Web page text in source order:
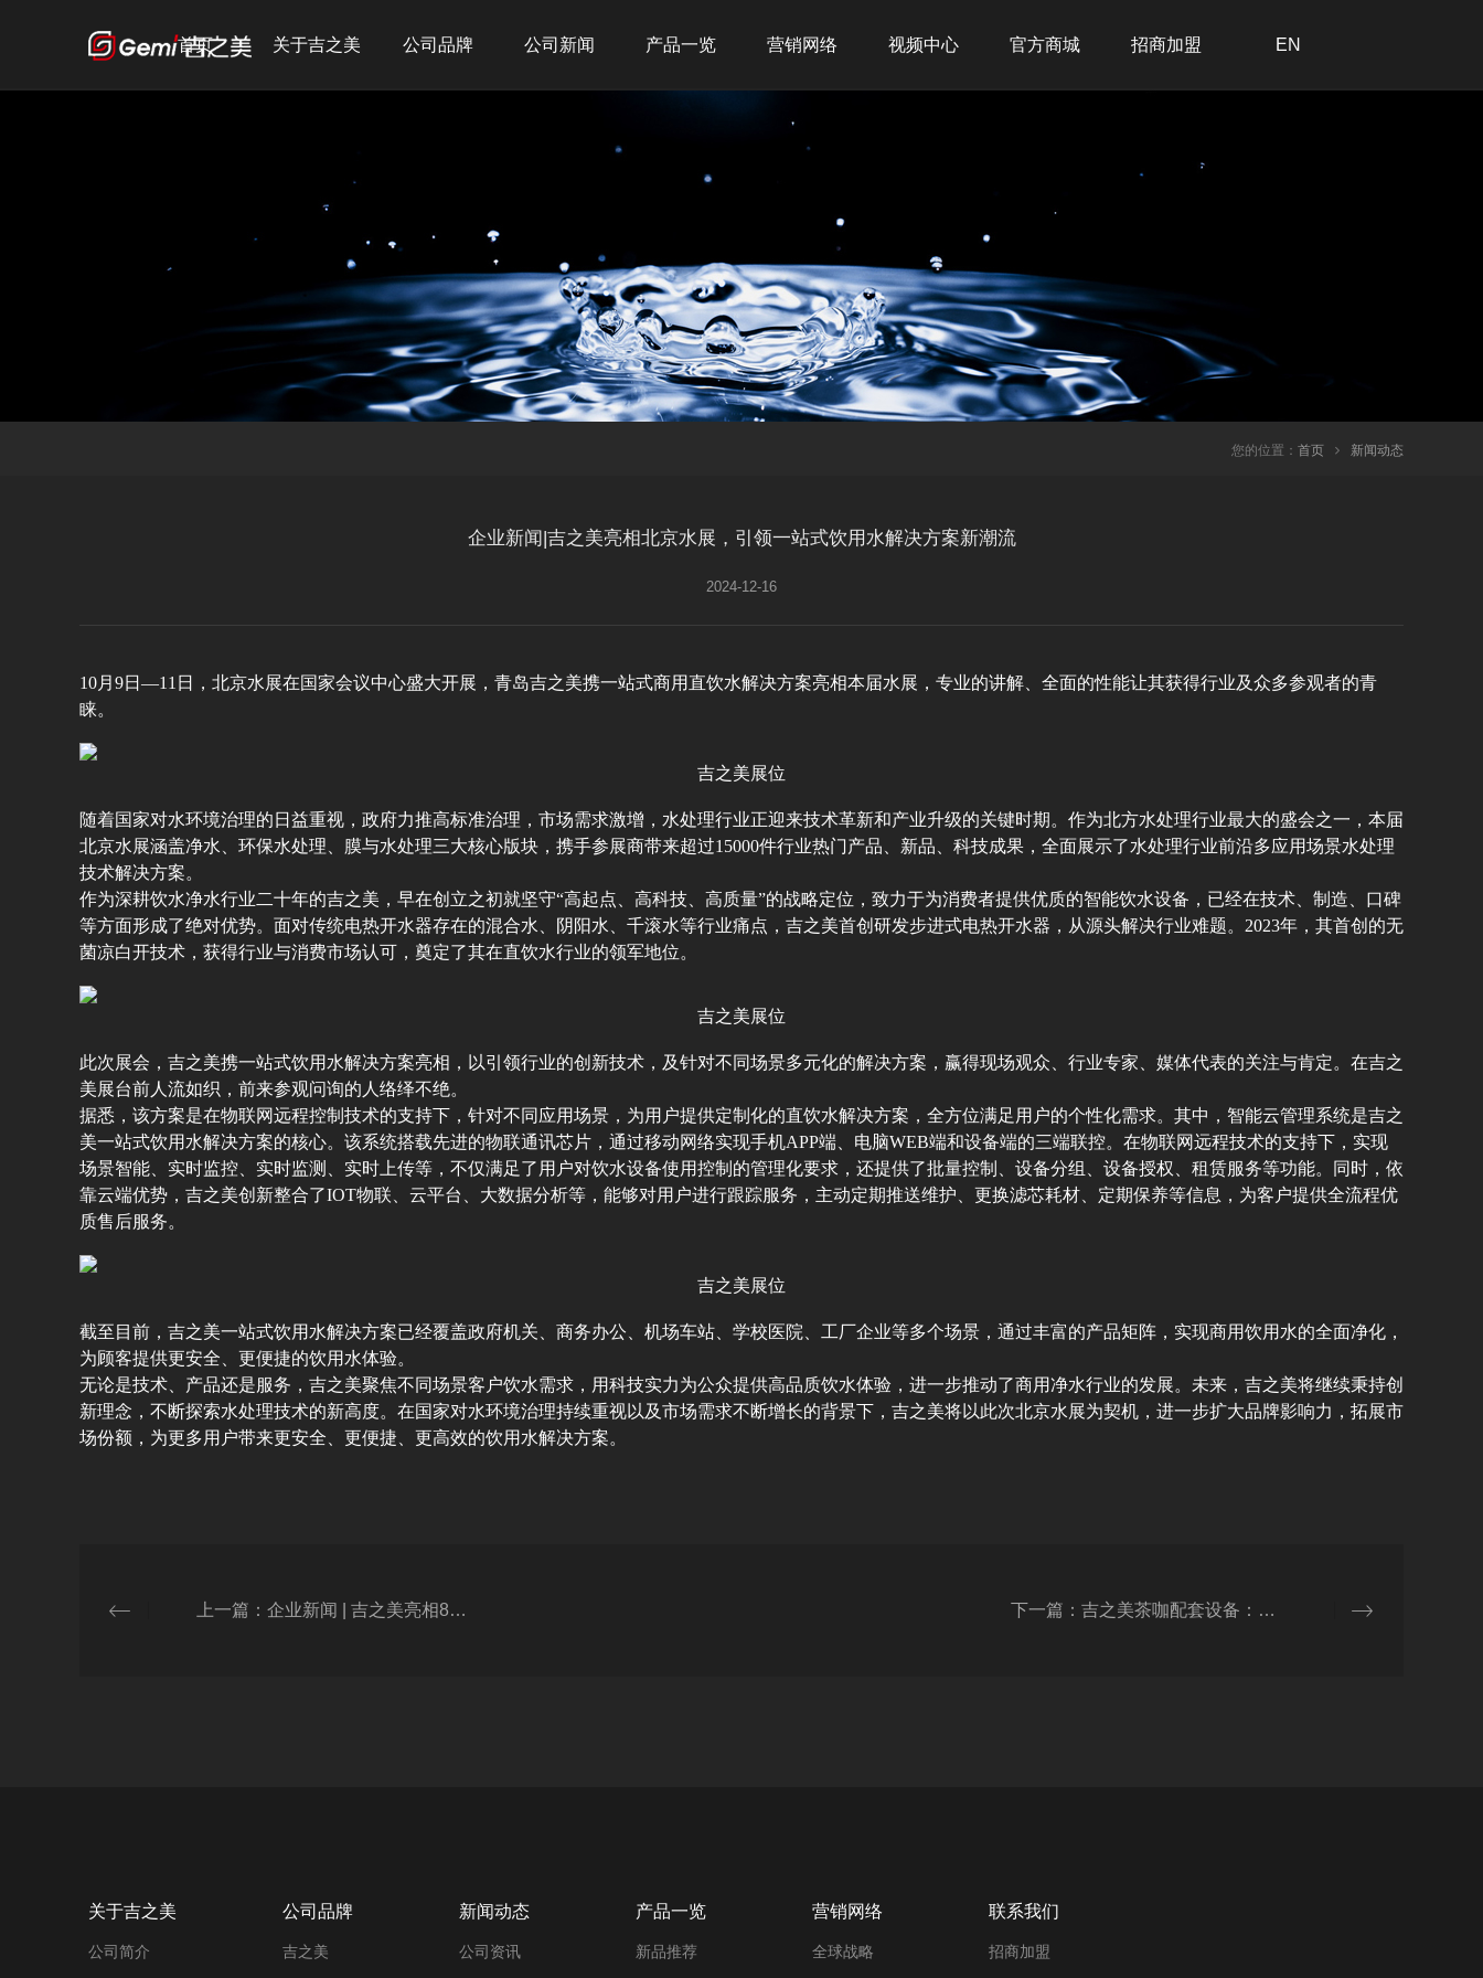
EN
招商加盟
官方商城
视频中心
营销网络
全球战略
产品一览
商用产品
公司新闻
公司品牌
关于吉之美
首页
您的位置： 首页 新闻动态
企业新闻|吉之美亮相北京水展，引领一站式饮用水解决方案新潮流
2024-12-16
10月9日—11日，北京水展在国家会议中心盛大开展，青岛吉之美携一站式商用直饮水解决方案亮相本届水展，专业的讲解、全面的性能让其获得行业及众多参观者的青
睐。
吉之美展位
随着国家对水环境治理的日益重视，政府力推高标准治理，市场需求激增，水处理行业正迎来技术革新和产业升级的关键时期。作为北方水处理行业最大的盛会之一，本届
北京水展涵盖净水、环保水处理、膜与水处理三大核心版块，携手参展商带来超过15000件行业热门产品、新品、科技成果，全面展示了水处理行业前沿多应用场景水处理
技术解决方案。
作为深耕饮水净水行业二十年的吉之美，早在创立之初就坚守“高起点、高科技、高质量”的战略定位，致力于为消费者提供优质的智能饮水设备，已经在技术、制造、口碑
等方面形成了绝对优势。面对传统电热开水器存在的混合水、阴阳水、千滚水等行业痛点，吉之美首创研发步进式电热开水器，从源头解决行业难题。2023年，其首创的无
菌凉白开技术，获得行业与消费市场认可，奠定了其在直饮水行业的领军地位。
吉之美展位
此次展会，吉之美携一站式饮用水解决方案亮相，以引领行业的创新技术，及针对不同场景多元化的解决方案，赢得现场观众、行业专家、媒体代表的关注与肯定。在吉之
美展台前人流如织，前来参观问询的人络绎不绝。
据悉，该方案是在物联网远程控制技术的支持下，针对不同应用场景，为用户提供定制化的直饮水解决方案，全方位满足用户的个性化需求。其中，智能云管理系统是吉之
美一站式饮用水解决方案的核心。该系统搭载先进的物联通讯芯片，通过移动网络实现手机APP端、电脑WEB端和设备端的三端联控。在物联网远程技术的支持下，实现
场景智能、实时监控、实时监测、实时上传等，不仅满足了用户对饮水设备使用控制的管理化要求，还提供了批量控制、设备分组、设备授权、租赁服务等功能。同时，依
靠云端优势，吉之美创新整合了IOT物联、云平台、大数据分析等，能够对用户进行跟踪服务，主动定期推送维护、更换滤芯耗材、定期保养等信息，为客户提供全流程优
质售后服务。
吉之美展位
截至目前，吉之美一站式饮用水解决方案已经覆盖政府机关、商务办公、机场车站、学校医院、工厂企业等多个场景，通过丰富的产品矩阵，实现商用饮用水的全面净化，
为顾客提供更安全、更便捷的饮用水体验。
无论是技术、产品还是服务，吉之美聚焦不同场景客户饮水需求，用科技实力为公众提供高品质饮水体验，进一步推动了商用净水行业的发展。未来，吉之美将继续秉持创
新理念，不断探索水处理技术的新高度。在国家对水环境治理持续重视以及市场需求不断增长的背景下，吉之美将以此次北京水展为契机，进一步扩大品牌影响力，拓展市
场份额，为更多用户带来更安全、更便捷、更高效的饮用水解决方案。
上一篇：企业新闻 | 吉之美亮相84届中国教育装备展，共筑校园健康饮水未来 下一篇：吉之美茶咖配套设备：茶咖店品质升级的理想选择！
关于吉之美
公司简介
公司品牌
吉之美
新闻动态
公司资讯
产品一览
新品推荐
营销网络
全球战略
联系我们
招商加盟